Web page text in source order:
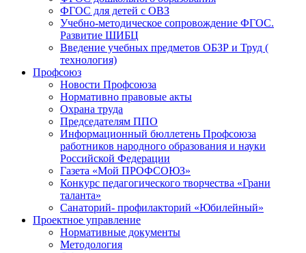
ФГОС для детей с ОВЗ
Учебно-методическое сопровождение ФГОС.
Развитие ШИБЦ
Введение учебных предметов ОБЗР и Труд (
технология)
Профсоюз
Новости Профсоюза
Нормативно правовые акты
Охрана труда
Председателям ППО
Информационный бюллетень Профсоюза
работников народного образования и науки
Российской Федерации
Газета «Мой ПРОФСОЮЗ»
Конкурс педагогического творчества «Грани
таланта»
Санаторий- профилакторий «Юбилейный»
Проектное управление
Нормативные документы
Методология